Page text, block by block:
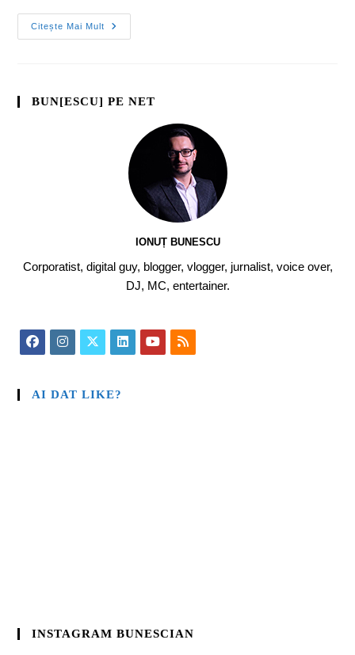
Citește Mai Mult
BUN[ESCU] PE NET
IONUȚ BUNESCU
Corporatist, digital guy, blogger, vlogger, jurnalist, voice over,
DJ, MC, entertainer.
AI DAT LIKE?
INSTAGRAM BUNESCIAN